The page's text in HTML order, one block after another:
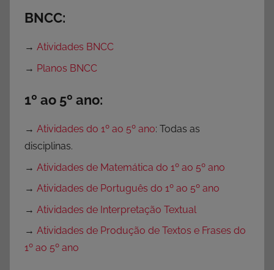
BNCC:
→ Atividades BNCC
→ Planos BNCC
1º ao 5º ano:
→ Atividades do 1º ao 5º ano: Todas as
disciplinas.
→ Atividades de Matemática do 1º ao 5º ano
→ Atividades de Português do 1º ao 5º ano
→ Atividades de Interpretação Textual
→ Atividades de Produção de Textos e Frases do
1º ao 5º ano